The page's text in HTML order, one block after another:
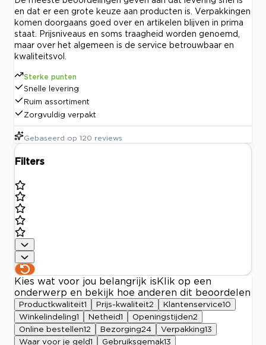
en dat er een grote keuze aan producten is. Verpakkingen
komen doorgaans goed over en artikelen blijven in prima
staat. Prijsniveaus en soms traagheid worden genoemd,
maar over het algemeen is de service betrouwbaar en
kwaliteitsvol.
Sterke punten
Snelle levering
Ruim assortiment
Zorgvuldig verpakt
Gebaseerd op 120 reviews
Filters
Kies wat voor jou belangrijk is Klik op een
onderwerp en bekijk hoe anderen dit beoordelen
Productkwaliteit1 Prijs-kwaliteit2 Klantenservice10
Winkelindeling1 Netheid1 Openingstijden2
Online bestellen12 Bezorging24 Verpakking13
Waar voor je geld1 Gebruiksgemak13